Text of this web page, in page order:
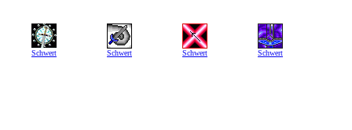
Schwert Schwert Schwert Schwert